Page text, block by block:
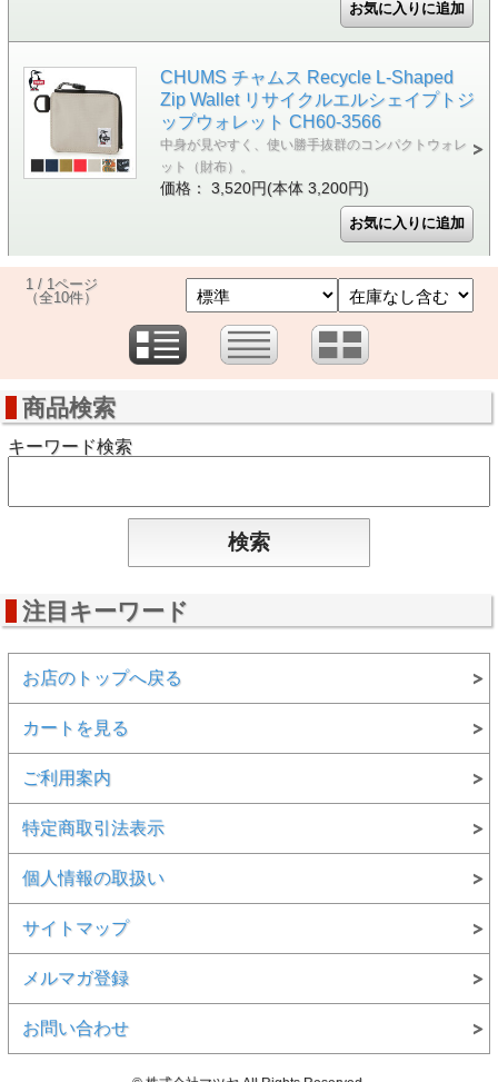
CHUMS チャムス Recycle L-Shaped
Zip Wallet リサイクルエルシェイプトジ
ップウォレット CH60-3566
中身が見やすく、使い勝手抜群のコンパクトウォレ
ット（財布）。
価格： 3,520円(本体 3,200円)
1 / 1ページ
（全10件）
商品検索
キーワード検索
注目キーワード
お店のトップへ戻る
カートを見る
ご利用案内
特定商取引法表示
個人情報の取扱い
サイトマップ
メルマガ登録
お問い合わせ